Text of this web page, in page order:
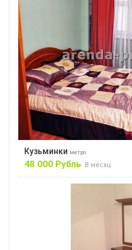
Кузьминки метро
48 000 Рубль В месяц